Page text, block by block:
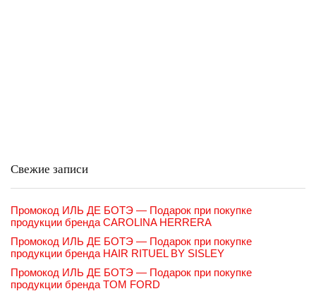
Свежие записи
Промокод ИЛЬ ДЕ БОТЭ — Подарок при покупке
продукции бренда CAROLINA HERRERA
Промокод ИЛЬ ДЕ БОТЭ — Подарок при покупке
продукции бренда HAIR RITUEL BY SISLEY
Промокод ИЛЬ ДЕ БОТЭ — Подарок при покупке
продукции бренда TOM FORD